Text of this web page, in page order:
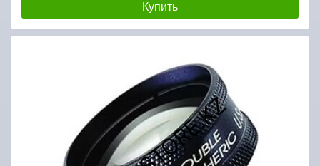
Купить